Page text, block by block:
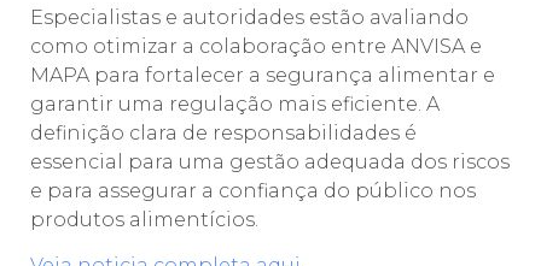
Especialistas e autoridades estão avaliando
como otimizar a colaboração entre ANVISA e
MAPA para fortalecer a segurança alimentar e
garantir uma regulação mais eficiente. A
definição clara de responsabilidades é
essencial para uma gestão adequada dos riscos
e para assegurar a confiança do público nos
produtos alimentícios.